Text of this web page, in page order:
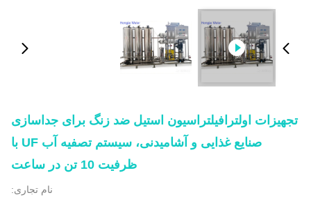
تجهیزات اولترافیلتراسیون استیل ضد زنگ برای جداسازی
صنایع غذایی و آشامیدنی، سیستم تصفیه آب UF با
ظرفیت 10 تن در ساعت
نام تجاری: